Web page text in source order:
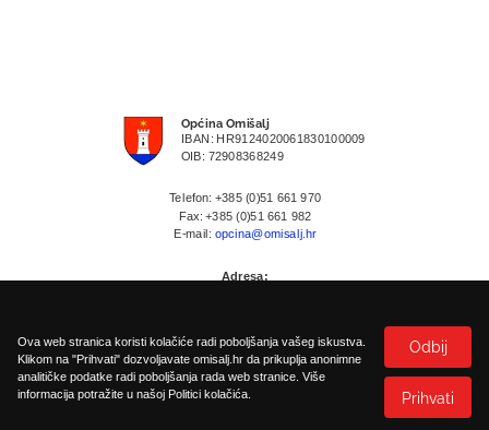
Općina Omišalj
IBAN: HR9124020061830100009
OIB: 72908368249
Telefon: +385 (0)51 661 970
Fax: +385 (0)51 661 982
E-mail: opcina@omisalj.hr
Adresa:
Politika kolačića
Ova web stranica koristi kolačiće radi poboljšanja vašeg iskustva.
Klikom na "Prihvati" dozvoljavate omisalj.hr da prikuplja anonimne
analitičke podatke radi poboljšanja rada web stranice. Više
informacija potražite u našoj Politici kolačića.
Odbij
Prihvati